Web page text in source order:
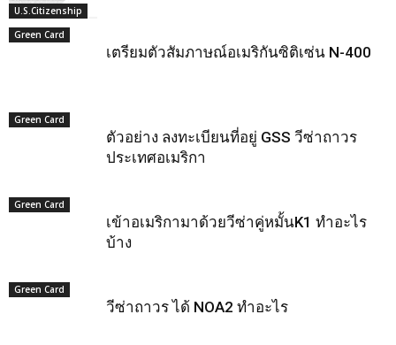
U.S.Citizenship
Green Card
เตรียมตัวสัมภาษณ​์อเมริกันซิติเซ่น N-400
Green Card
ตัวอย่าง ลงทะเบียนที่อยู่ GSS วีซ่าถาวร
ประเทศอเมริกา
Green Card
เข้าอเมริกามาด้วยวีซ่าคู่หมั้นK1 ทำอะไร
บ้าง
Green Card
วีซ่าถาวร ได้ NOA2 ทำอะไร